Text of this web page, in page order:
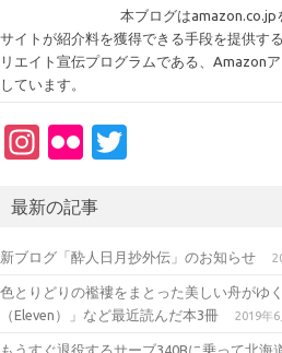
本ブログはamazon.co.jp
サイトが紹介料を獲得できる手段を提供す
リエイト宣伝プログラムである、Amazon
しています。
In
a
gr
a
m
Fl
kr
te
r
最新の記事
新ブログ「酔人日月抄外伝」のお知らせ
色とりどりの襤褸をまとった美しい舟がゆ
（Eleven）」など最近読んだ本3冊
2019年6
もうすぐ退役するサーブ340Bに乗って北海